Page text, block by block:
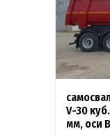
V-30
мм, оси